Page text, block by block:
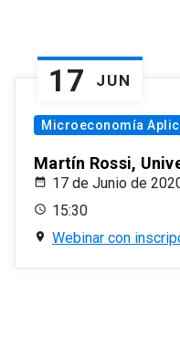
17 JUN
Microeconomía
Martín Rossi,
17 de Junio de
15:30
Webinar con